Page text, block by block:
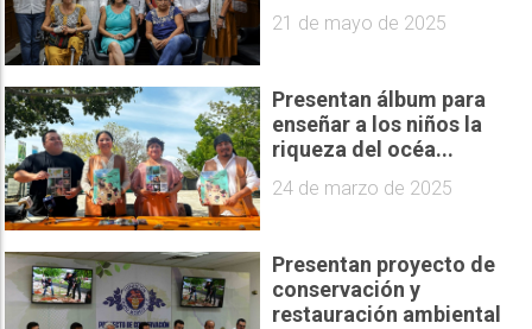
21 de mayo de 2025
Presentan álbum para
enseñar a los niños la
riqueza del océa...
24 de marzo de 2025
Presentan proyecto de
conservación y
restauración ambiental